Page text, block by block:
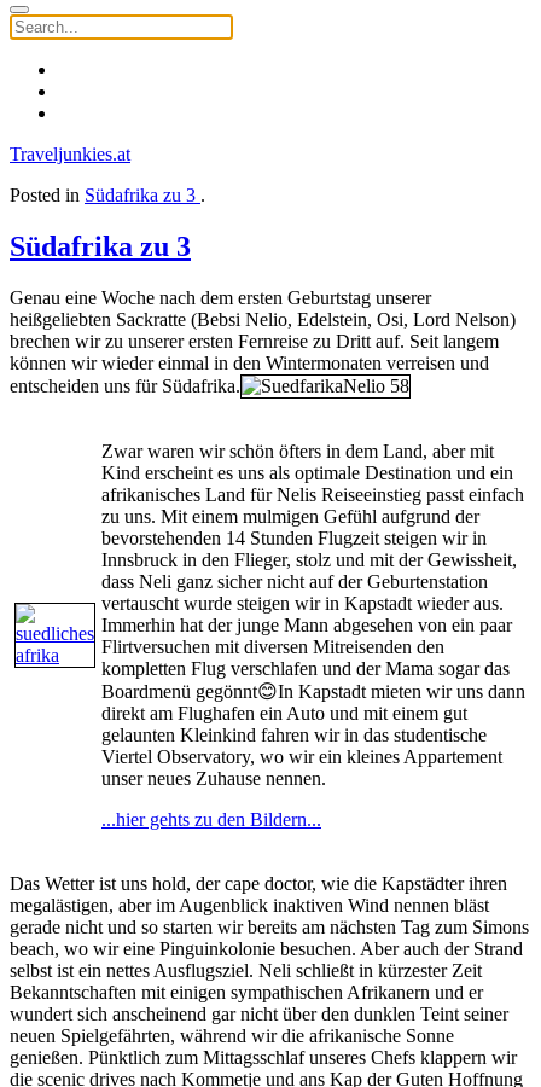
Traveljunkies.at
Posted in Südafrika zu 3 .
Südafrika zu 3
Genau eine Woche nach dem ersten Geburtstag unserer
heißgeliebten Sackratte (Bebsi Nelio, Edelstein, Osi, Lord Nelson)
brechen wir zu unserer ersten Fernreise zu Dritt auf. Seit langem
können wir wieder einmal in den Wintermonaten verreisen und
entscheiden uns für Südafrika.
Zwar waren wir schön öfters in dem Land, aber mit
Kind erscheint es uns als optimale Destination und ein
afrikanisches Land für Nelis Reiseeinstieg passt einfach
zu uns. Mit einem mulmigen Gefühl aufgrund der
bevorstehenden 14 Stunden Flugzeit steigen wir in
Innsbruck in den Flieger, stolz und mit der Gewissheit,
dass Neli ganz sicher nicht auf der Geburtenstation
vertauscht wurde steigen wir in Kapstadt wieder aus.
Immerhin hat der junge Mann abgesehen von ein paar
Flirtversuchen mit diversen Mitreisenden den
kompletten Flug verschlafen und der Mama sogar das
Boardmenü gegönnt😊In Kapstadt mieten wir uns dann
direkt am Flughafen ein Auto und mit einem gut
gelaunten Kleinkind fahren wir in das studentische
Viertel Observatory, wo wir ein kleines Appartement
unser neues Zuhause nennen.
...hier gehts zu den Bildern...
Das Wetter ist uns hold, der cape doctor, wie die Kapstädter ihren
megalästigen, aber im Augenblick inaktiven Wind nennen bläst
gerade nicht und so starten wir bereits am nächsten Tag zum Simons
beach, wo wir eine Pinguinkolonie besuchen. Aber auch der Strand
selbst ist ein nettes Ausflugsziel. Neli schließt in kürzester Zeit
Bekanntschaften mit einigen sympathischen Afrikanern und er
wundert sich anscheinend gar nicht über den dunklen Teint seiner
neuen Spielgefährten, während wir die afrikanische Sonne
genießen. Pünktlich zum Mittagsschlaf unseres Chefs klappern wir
die scenic drives nach Kommetje und ans Kap der Guten Hoffnung